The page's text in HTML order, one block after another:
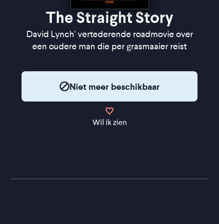
The Straight Story
David Lynch' vertederende roadmovie over
een oudere man die per grasmaaier reist
Niet meer beschikbaar
Wil ik zien